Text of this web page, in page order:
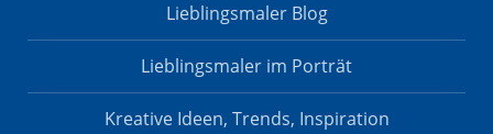
Lieblingsmaler Blog
Lieblingsmaler im Porträt
Kreative Ideen, Trends, Inspiration